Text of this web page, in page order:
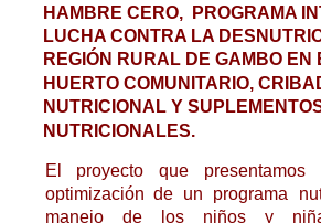
HAMBRE CERO,  PROGRAMA
LUCHA CONTRA LA
REGIÓN RURAL DE GAMBO EN
HUERTO COMUNITARIO,
NUTRICIONAL Y
NUTRICIONALES.
El proyecto que presentamos
optimización de un programa
manejo
de los niños y